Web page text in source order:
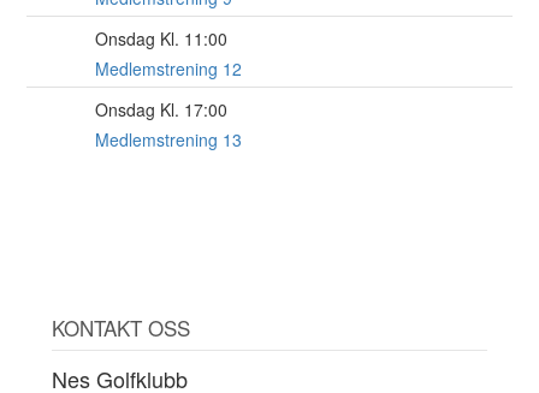
Onsdag Kl. 11:00
Medlemstrening 12
Onsdag Kl. 17:00
Medlemstrening 13
KONTAKT OSS
Nes Golfklubb